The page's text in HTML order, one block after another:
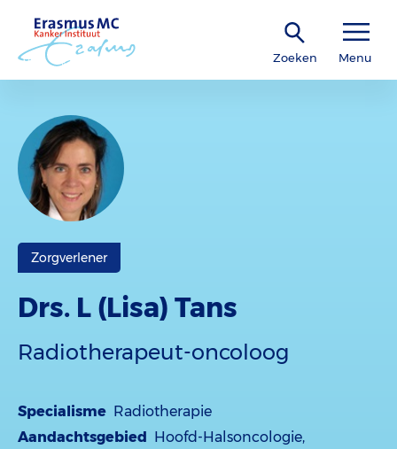
Zoeken Menu
Zorgverlener
Drs. L (Lisa) Tans
Radiotherapeut-oncoloog
Specialisme Radiotherapie
Aandachtsgebied Hoofd-Halsoncologie,